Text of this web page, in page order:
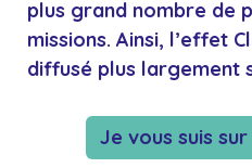
plus grand nombre de
missions. Ainsi, l’effet
diffusé plus largement
Je vous suis